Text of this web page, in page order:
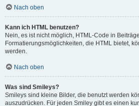
Nach oben
Kann ich HTML benutzen?
Nein, es ist nicht möglich, HTML-Code in
Formatierungsmöglichkeiten, die HTML bietet,
werden.
Nach oben
Was sind Smileys?
Smileys sind kleine Bilder, die benutzt werden
auszudrücken. Für jeden Smiley gibt es einen